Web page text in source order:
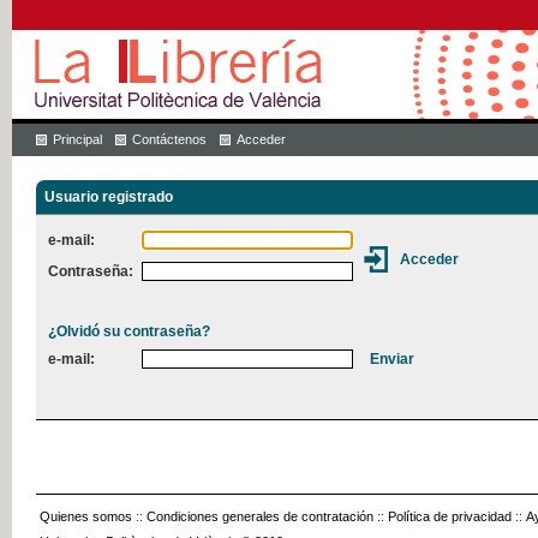
Principal Contáctenos Acceder
Usuario registrado
e-mail:
Contraseña:
¿Olvidó su contraseña?
e-mail:
Quienes somos :: Condiciones generales de contratación :: Política de privacidad ::